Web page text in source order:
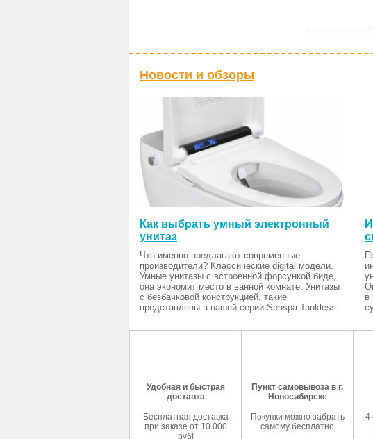
Новости и обзоры
Как выбрать умный электронный
унитаз
Что именно предлагают современные
производители? Классические digital модели.
Умные унитазы с встроенной форсункой биде,
она экономит место в ванной комнате. Унитазы
с безбачковой конструкцией, такие
представлены в нашей серии Senspa Tankless.
в
Удобная и быстрая
доставка
Бесплатная доставка
при заказе от 10 000
руб!
Пункт самовывоза в г.
Новосибирске
Покупки можно забрать
самому бесплатно
4